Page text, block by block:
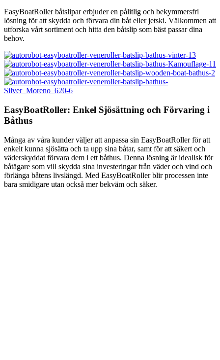
EasyBoatRoller båtslipar erbjuder en pålitlig och bekymmersfri
lösning för att skydda och förvara din båt eller jetski. Välkommen att
utforska vårt sortiment och hitta den båtslip som bäst passar dina
behov.
EasyBoatRoller: Enkel Sjösättning och Förvaring i
Båthus
Många av våra kunder väljer att anpassa sin EasyBoatRoller för att
enkelt kunna sjösätta och ta upp sina båtar, samt för att säkert och
väderskyddat förvara dem i ett båthus. Denna lösning är idealisk för
båtägare som vill skydda sina investeringar från väder och vind och
förlänga båtens livslängd. Med EasyBoatRoller blir processen inte
bara smidigare utan också mer bekväm och säker.